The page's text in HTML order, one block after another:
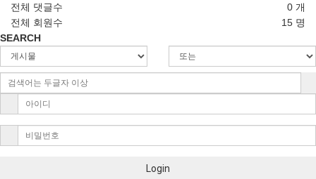
0 개
전체 댓글수
15 명
전체 회원수
SEARCH
Login